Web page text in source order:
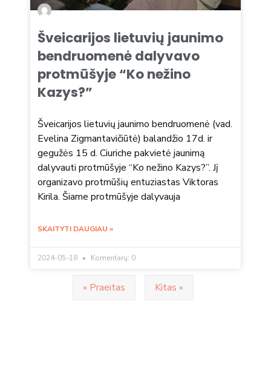
Šveicarijos lietuvių jaunimo
bendruomenė dalyvavo
protmūšyje “Ko nežino
Kazys?”
Šveicarijos lietuvių jaunimo bendruomenė (vad.
Evelina Zigmantavičiūtė) balandžio 17d. ir
gegužės 15 d. Ciuriche pakvietė jaunimą
dalyvauti protmūšyje “Ko nežino Kazys?”. Jį
organizavo protmūšių entuziastas Viktoras
Kirila. Šiame protmūšyje dalyvauja
SKAITYTI DAUGIAU »
2024-05-18 Komentarų: 0
« Praeitas Kitas »